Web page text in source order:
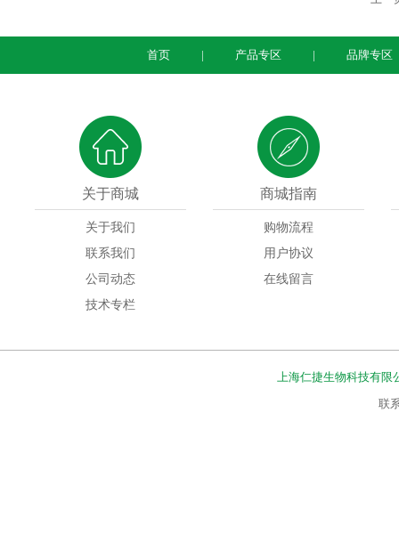
首页 | 产品专区 | 品牌专区
关于商城
关于我们
联系我们
公司动态
技术专栏
商城指南
购物流程
用户协议
在线留言
上海仁捷生物科技有限
联